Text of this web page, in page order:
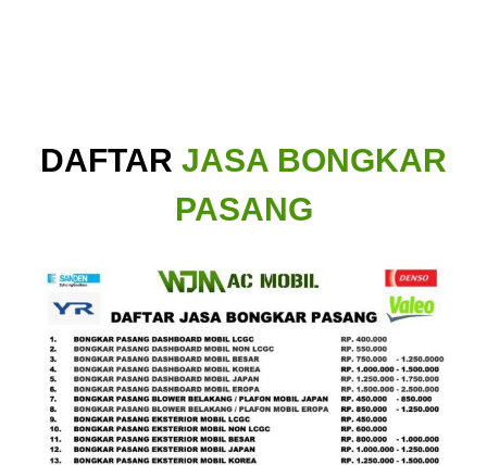
DAFTAR JASA BONGKAR
PASANG